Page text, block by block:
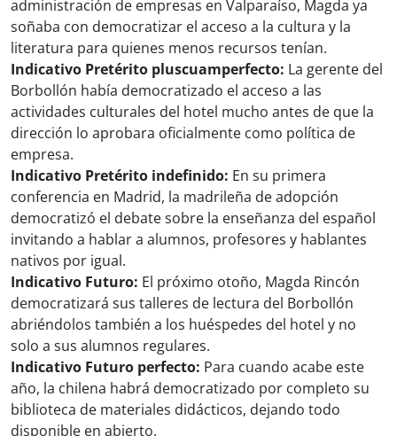
administración de empresas en Valparaíso, Magda ya
soñaba con democratizar el acceso a la cultura y la
literatura para quienes menos recursos tenían.
Indicativo Pretérito pluscuamperfecto: La gerente del
Borbollón había democratizado el acceso a las
actividades culturales del hotel mucho antes de que la
dirección lo aprobara oficialmente como política de
empresa.
Indicativo Pretérito indefinido: En su primera
conferencia en Madrid, la madrileña de adopción
democratizó el debate sobre la enseñanza del español
invitando a hablar a alumnos, profesores y hablantes
nativos por igual.
Indicativo Futuro: El próximo otoño, Magda Rincón
democratizará sus talleres de lectura del Borbollón
abriéndolos también a los huéspedes del hotel y no
solo a sus alumnos regulares.
Indicativo Futuro perfecto: Para cuando acabe este
año, la chilena habrá democratizado por completo su
biblioteca de materiales didácticos, dejando todo
disponible en abierto.